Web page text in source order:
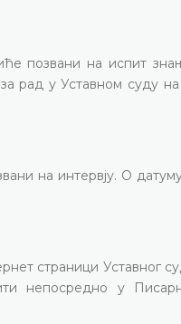
позвани на испит
рад у Уставном суду
на интервју. О
страници Уставног
непосредно у